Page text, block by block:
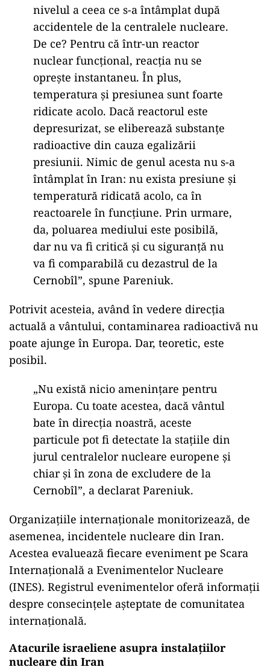
nivelul a ceea ce s-a întâmplat după
accidentele de la centralele nucleare.
De ce? Pentru că într-un reactor
nuclear funcțional, reacția nu se
oprește instantaneu. În plus,
temperatura și presiunea sunt foarte
ridicate acolo. Dacă reactorul este
depresurizat, se eliberează substanțe
radioactive din cauza egalizării
presiunii. Nimic de genul acesta nu s-a
întâmplat în Iran: nu exista presiune și
temperatură ridicată acolo, ca în
reactoarele în funcțiune. Prin urmare,
da, poluarea mediului este posibilă,
dar nu va fi critică și cu siguranță nu
va fi comparabilă cu dezastrul de la
Cernobîl”, spune Pareniuk.
Potrivit acesteia, având în vedere direcția
actuală a vântului, contaminarea radioactivă nu
poate ajunge în Europa. Dar, teoretic, este
posibil.
„Nu există nicio amenințare pentru
Europa. Cu toate acestea, dacă vântul
bate în direcția noastră, aceste
particule pot fi detectate la stațiile din
jurul centralelor nucleare europene și
chiar și în zona de excludere de la
Cernobîl”, a declarat Pareniuk.
Organizațiile internaționale monitorizează, de
asemenea, incidentele nucleare din Iran.
Acestea evaluează fiecare eveniment pe Scara
Internațională a Evenimentelor Nucleare
(INES). Registrul evenimentelor oferă informații
despre consecințele așteptate de comunitatea
internațională.
Atacurile israeliene asupra instalațiilor
nucleare din Iran